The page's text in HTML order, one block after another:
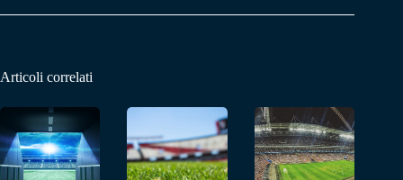
Articoli correlati